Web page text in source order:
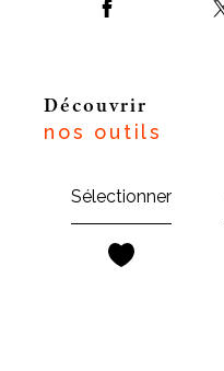
découvrir
nos outils
Sélectionner